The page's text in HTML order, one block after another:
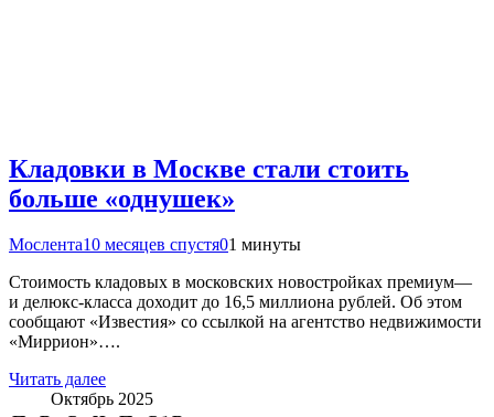
Кладовки в Москве стали стоить
больше «однушек»
Мослента10 месяцев спустя01 минуты
Стоимость кладовых в московских новостройках премиум—
и делюкс-класса доходит до 16,5 миллиона рублей. Об этом
сообщают «Известия» со ссылкой на агентство недвижимости
«Миррион»….
Читать далее
Октябрь 2025